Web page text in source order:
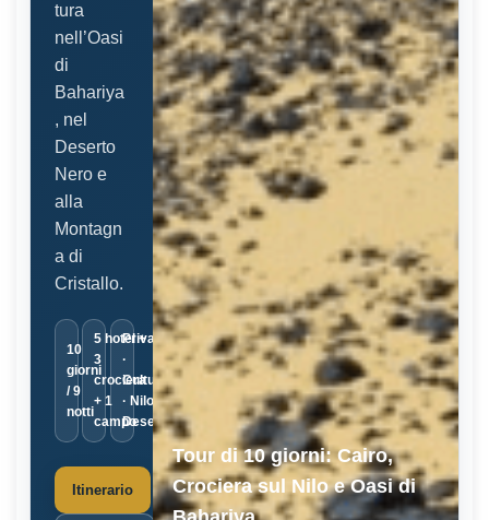
tura
nell’Oasi
di
Bahariya
, nel
Deserto
Nero e
alla
Montagn
a di
Cristallo.
10
giorni
/ 9
notti
5 hotel +
3
crociera
+ 1
campo
Privato
·
Cultura
· Nilo ·
Deserto
Itinerario
Tour di 10 giorni: Cairo,
Crociera sul Nilo e Oasi di